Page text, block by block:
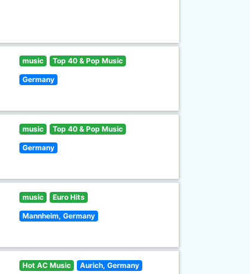
music Top 40 & Pop Music
Germany
music Top 40 & Pop Music
Germany
music Euro Hits
Mannheim, Germany
Hot AC Music Aurich, Germany